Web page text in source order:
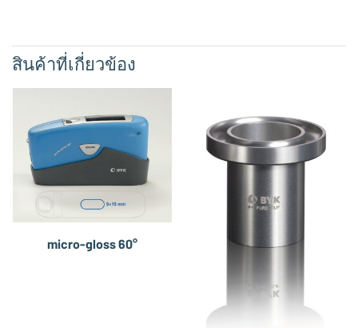
สินค้าที่เกี่ยวข้อง
micro-gloss 60°